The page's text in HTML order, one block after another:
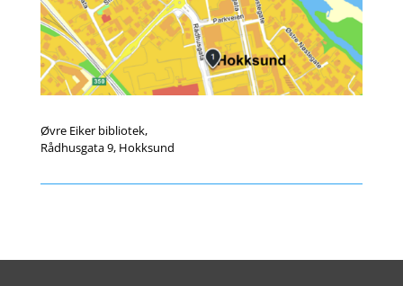
Øvre Eiker bibliotek,
Rådhusgata 9, Hokksund